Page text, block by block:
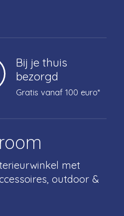
Bij je thuis
bezorgd
Gratis vanaf 100 euro*
met
outdoor &